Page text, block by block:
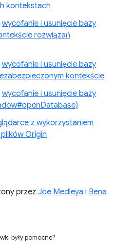
kontekstach
wycofanie i usunięcie bazy
rozwiązań
wycofanie i usunięcie bazy
kontekście
wycofanie i usunięcie bazy
z wykorzystaniem
Origin
przez Joe Medleya i Bena
były pomocne?